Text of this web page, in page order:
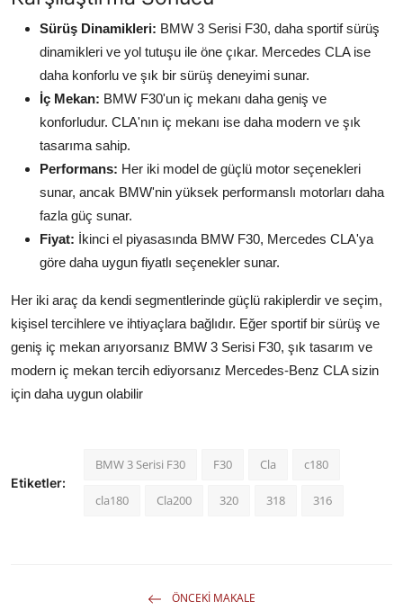
Sürüş Dinamikleri: BMW 3 Serisi F30, daha sportif sürüş
dinamikleri ve yol tutuşu ile öne çıkar. Mercedes CLA ise
daha konforlu ve şık bir sürüş deneyimi sunar.
İç Mekan: BMW F30'un iç mekanı daha geniş ve
konforludur. CLA'nın iç mekanı ise daha modern ve şık
tasarıma sahip.
Performans: Her iki model de güçlü motor seçenekleri
sunar, ancak BMW'nin yüksek performanslı motorları daha
fazla güç sunar.
Fiyat: İkinci el piyasasında BMW F30, Mercedes CLA'ya
göre daha uygun fiyatlı seçenekler sunar.
Her iki araç da kendi segmentlerinde güçlü rakiplerdir ve seçim,
kişisel tercihlere ve ihtiyaçlara bağlıdır. Eğer sportif bir sürüş ve
geniş iç mekan arıyorsanız BMW 3 Serisi F30, şık tasarım ve
modern iç mekan tercih ediyorsanız Mercedes-Benz CLA sizin
için daha uygun olabilir
Etiketler:
BMW 3 Serisi F30 F30 Cla c180
cla180 Cla200 320 318 316
ÖNCEKI MAKALE